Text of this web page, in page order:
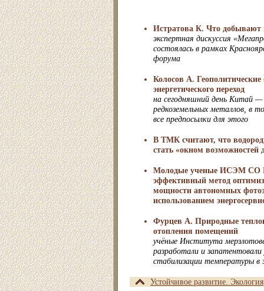
Истратова К. Что добывают
экспертная дискуссия
состоялась в рамках
форума
Колосов А. Геополитические
энергетического переход
на сегодняшний день Китай —
редкоземельных металлов, в
все предпосылки для этого
В ТМК считают, что
стать «окном возможностей
Молодые ученые ИСЭМ СО
эффективный метод
мощности автономных
использованием
Фурцев А. Природные
отопления помещений
учёные Института
разработали и
стабилизации температуры
Устойчивое развитие. Экология